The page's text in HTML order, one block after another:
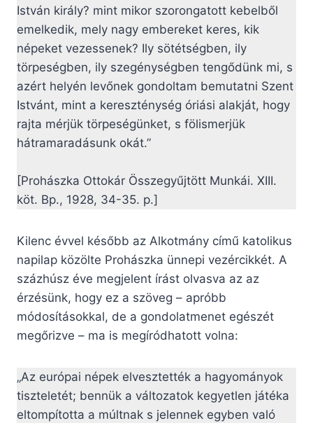
István király? mint mikor szorongatott kebelből
emelkedik, mely nagy embereket keres, kik
népeket vezessenek? Ily sötétségben, ily
törpeségben, ily szegénységben tengődünk mi, s
azért helyén levőnek gondoltam bemutatni Szent
Istvánt, mint a kereszténység óriási alakját, hogy
rajta mérjük törpeségünket, s fölismerjük
hátramaradásunk okát.”
[Prohászka Ottokár Összegyűjtött Munkái. XIII.
köt. Bp., 1928, 34-35. p.]
Kilenc évvel később az Alkotmány című katolikus
napilap közölte Prohászka ünnepi vezércikkét. A
százhúsz éve megjelent írást olvasva az az
érzésünk, hogy ez a szöveg – apróbb
módosításokkal, de a gondolatmenet egészét
megőrizve – ma is megíródhatott volna:
„Az európai népek elvesztették a hagyományok
tiszteletét; bennük a változatok kegyetlen játéka
eltompította a múltnak s jelennek egyben való